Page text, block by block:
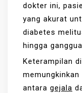
dokter ini,
yang akurat
diabetes
hingga
Keterampilan
antara gejala